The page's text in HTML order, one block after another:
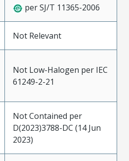
per SJ/T 11365-2006
Not Relevant
Not Low-Halogen per IEC
61249-2-21
Not Contained per
D(2023)3788-DC (14 Jun
2023)